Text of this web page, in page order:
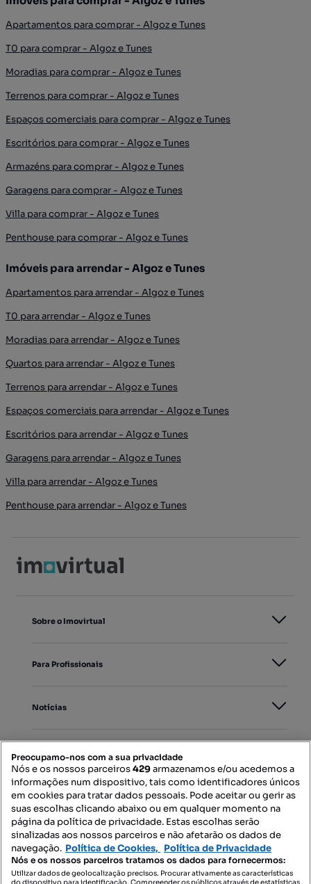
Apartamentos para comprar - Algoz e Tunes
T0 para comprar - Algoz e Tunes
Moradias para comprar - Algoz e Tunes
Terrenos para comprar - Algoz e Tunes
Espaços comerciais para comprar - Algoz e Tunes
Escritórios para comprar - Algoz e Tunes
Armazéns para comprar - Algoz e Tunes
Garagens para comprar - Algoz e Tunes
Villa para comprar - Algoz e Tunes
Penthouse para comprar - Algoz e Tunes
Imóveis para arrendar - Algoz e Tunes
Apartamentos para arrendar - Algoz e Tunes
T0 para arrendar - Algoz e Tunes
Moradias para arrendar - Algoz e Tunes
Quartos para arrendar - Algoz e Tunes
Terrenos para arrendar - Algoz e Tunes
Espaços comerciais para arrendar - Algoz e Tunes
Escritórios para arrendar - Algoz e Tunes
Garagens para arrendar - Algoz e Tunes
Villa para arrendar - Algoz e Tunes
Penthouse para arrendar - Algoz e Tunes
Sobre o Imovirtual
Para Profissionais
Notícias
Mapa do Site
Contacte-nos
Preocupamo-nos com a sua privacidade
Nós e os nossos parceiros429armazenamos e/ou acedemos a
informações num dispositivo, tais como identificadores únicos
em cookies para tratar dados pessoais. Pode aceitar ou gerir as
suas escolhas clicando abaixo ou em qualquer momento na
página da política de privacidade. Estas escolhas serão
sinalizadas aos nossos parceiros e não afetarão os dados de
navegação. Política de Cookies, Política de Privacidade
Nós e os nossos parceiros tratamos os dados para fornecermos:
Utilizar dados de geolocalização precisos. Procurar ativamente as características